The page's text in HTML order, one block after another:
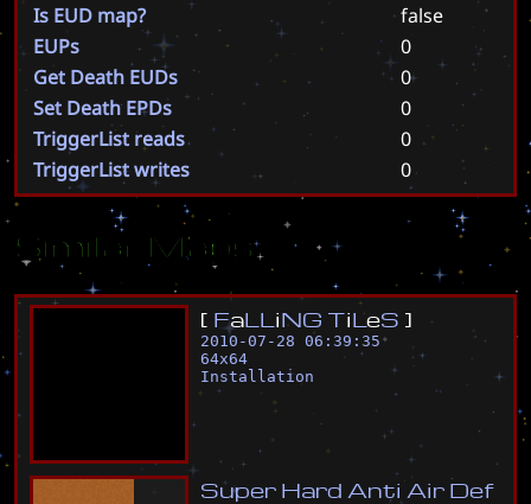
Is EUD map?
false
EUPs
0
Get Death EUDs
0
Set Death EPDs
0
TriggerList reads
0
TriggerList writes
0
Similar Maps
[ FaL L iNG TiL eS ]
2010-07-28 06:39:35
64x64
Installation
Super Hard Anti Air Def